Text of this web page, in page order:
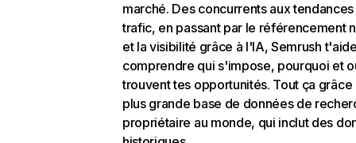
marché. Des concurrents aux
trafic, en passant par le référencement
et la visibilité grâce à l'IA, Semrush
comprendre qui s'impose, pourquoi et
trouvent tes opportunités. Tout ça grâce
plus grande base de données de
propriétaire au monde, qui inclut des